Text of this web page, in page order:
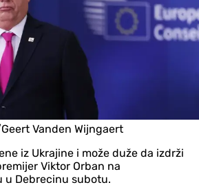
Vanden Wijngaert
iz Ukrajine i može duže da izdrži
Viktor Orban na
u Debrecinu subotu.